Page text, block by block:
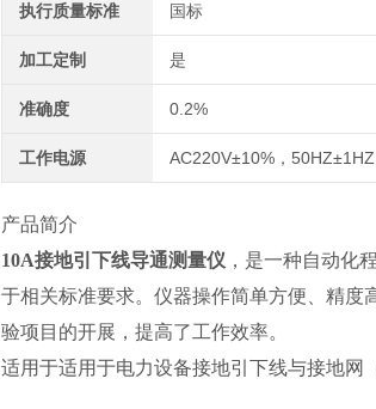
执行质量标准 国标
加工定制 是
准确度 0.2%
工作电源 AC220V±10%，50HZ±1HZ
产品简介
10A接地引下线导通测量仪 ， 是一种自动化
于相关标准要求。仪器操作简单方便、精度
验项目的开展，提高了工作效率。
适用于适用于电力设备接地引下线与接地网